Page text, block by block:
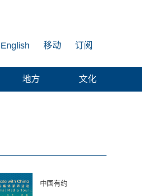
订阅
移动
English
地方 文化
中国有约